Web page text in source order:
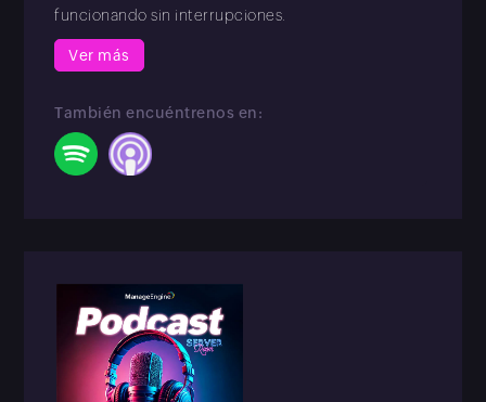
funcionando sin interrupciones.
Ver más
También encuéntrenos en: